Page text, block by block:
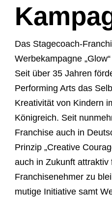
Das Stagecoach-
Werbekampagne
Seit über 35 Jahren
Performing Arts das
Kreativität von Kindern
Königreich. Seit
Franchise auch in
Prinzip „Creative
auch in Zukunft attraktiv
Franchisenehmer zu
mutige Initiative samt